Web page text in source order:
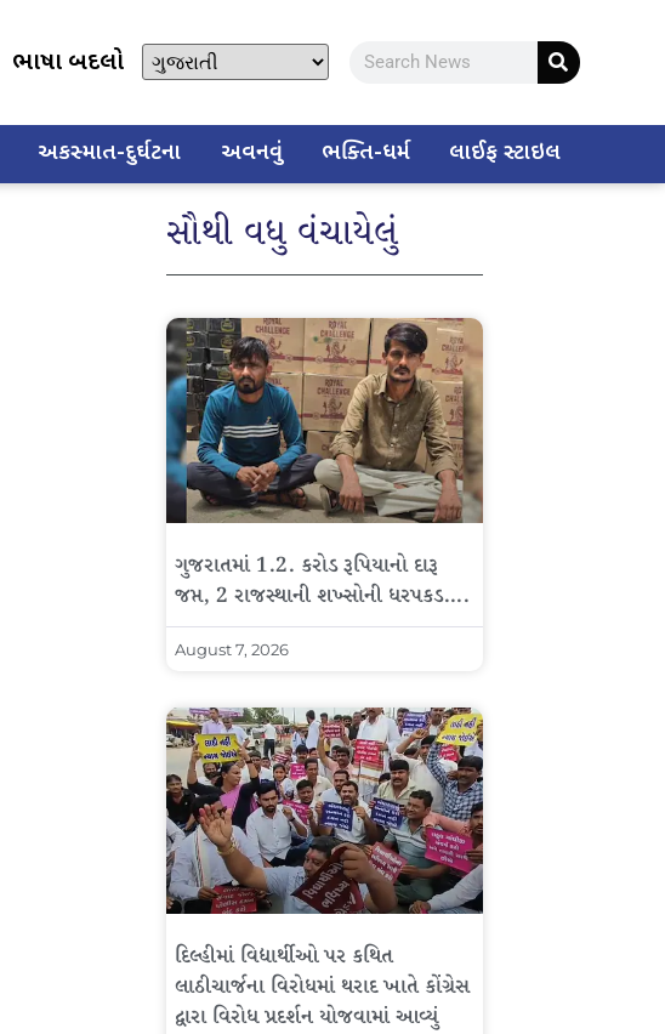
ભાષા બદલો
અકસ્માત-દુર્ઘટના અવનવું ભક્તિ-ધર્મ લાઈફ સ્ટાઇલ
સૌથી વધુ વંચાયેલું
ગુજરાતમાં 1.2. કરોડ રૂપિયાનો દારૂ
જપ્ત, 2 રાજસ્થાની શખ્સોની ધરપકડ….
August 7, 2026
દિલ્હીમાં વિદ્યાર્થીઓ પર કથિત
લાઠીચાર્જના વિરોધમાં થરાદ ખાતે કોંગ્રેસ
દ્વારા વિરોધ પ્રદર્શન યોજવામાં આવ્યું